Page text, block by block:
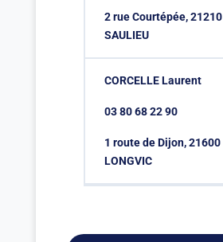
2 rue Courtépée, 21210
SAULIEU
CORCELLE Laurent
03 80 68 22 90
1 route de Dijon, 21600
LONGVIC